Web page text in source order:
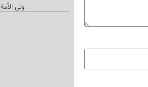
ولي الأمة 3 رجب 1444